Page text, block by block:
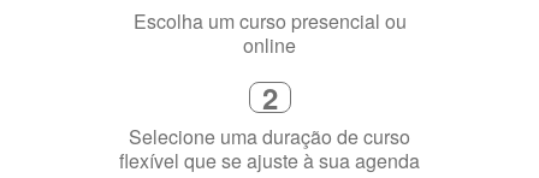
Escolha um curso presencial ou
online
2
Selecione uma duração de curso
flexível que se ajuste à sua agenda